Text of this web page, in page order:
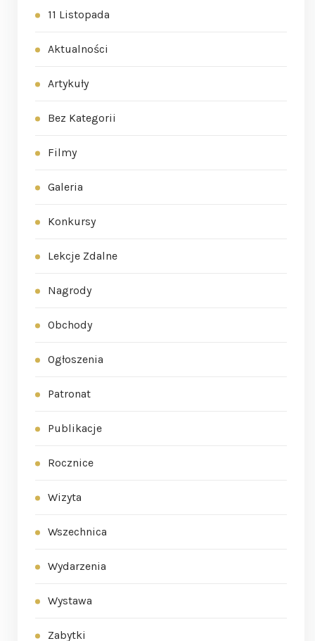
11 Listopada
Aktualności
Artykuły
Bez Kategorii
Filmy
Galeria
Konkursy
Lekcje Zdalne
Nagrody
Obchody
Ogłoszenia
Patronat
Publikacje
Rocznice
Wizyta
Wszechnica
Wydarzenia
Wystawa
Zabytki